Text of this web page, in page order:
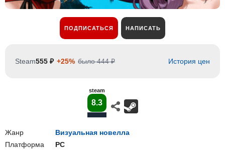
ПОДПИСАТЬСЯ НАПИСАТЬ
Steam555 ₽ +25% было 444 ₽ История цен
steam
8.3
Жанр
Визуальная новелла
Платформа
PC